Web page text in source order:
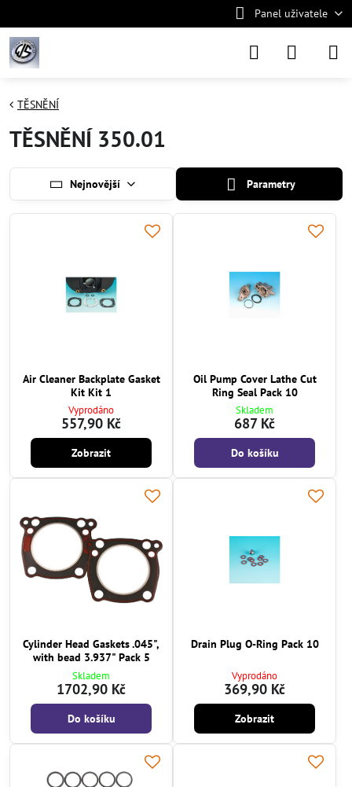
Panel uživatele
TĚSNĚNÍ
TĚSNĚNÍ 350.01
Nejnovější Parametry
Air Cleaner Backplate Gasket
Kit Kit 1
Vyprodáno
557,90 Kč
Zobrazit
Oil Pump Cover Lathe Cut
Ring Seal Pack 10
Skladem
687 Kč
Do košíku
Cylinder Head Gaskets .045",
with bead 3.937" Pack 5
Skladem
1702,90 Kč
Do košíku
Drain Plug O-Ring Pack 10
Vyprodáno
369,90 Kč
Zobrazit